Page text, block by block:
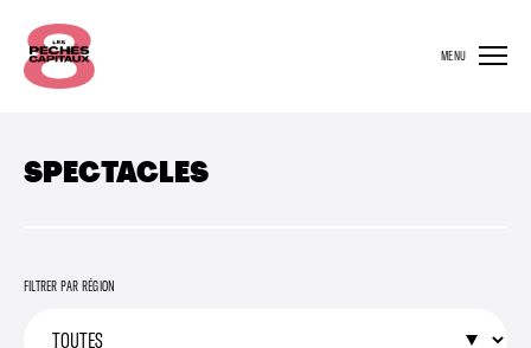
MENU
SPECTACLES
FILTRER PAR RÉGION